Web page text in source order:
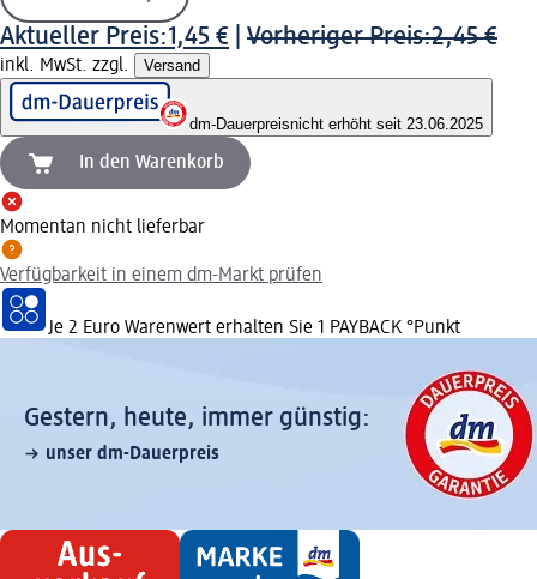
Aktueller Preis:1,45 € Vorheriger Preis:2,45 €
inkl. MwSt. zzgl. Versand
dm-Dauerpreisnicht erhöht seit 23.06.2025
In den Warenkorb
Momentan nicht lieferbar
Verfügbarkeit in einem dm-Markt prüfen
Je 2 Euro Warenwert erhalten Sie 1 PAYBACK °Punkt
Gestern, heute, immer günstig:
unser dm-Dauerpreis